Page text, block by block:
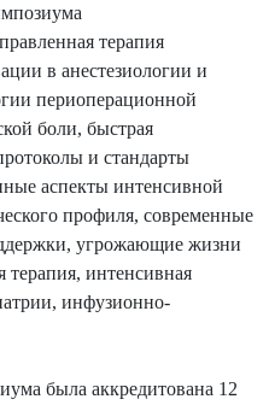
терапия
в анестезиологии и
периоперационной
боли, быстрая
и стандарты
аспекты интенсивной
профиля, современные
угрожающие жизни
терапия, интенсивная
инфузионно-
была аккредитована 12